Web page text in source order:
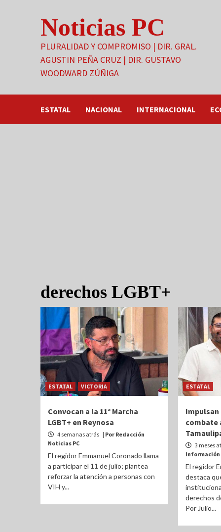
Noticias PC
PLURALIDAD Y COMPROMISO | DIR. GRAL.
AGUSTIN PEÑA CRUZ | DIR. GUSTAVO
WOODWARD ZÚÑIGA
ESTATAL NACIONAL INTERNACIONAL
derechos LGBT+
ESTATAL VICTORIA
Convocan a la 11ª Marcha
LGBT+ en Reynosa
4 semanas atrás | Por Redacción
Noticias PC
El regidor Emmanuel Coronado llama
a participar el 11 de julio; plantea
reforzar la atención a personas con
VIH y...
ESTATAL
Impulsan
combate
3 meses
Información
El regidor
destaca
derechos
Por Julio...